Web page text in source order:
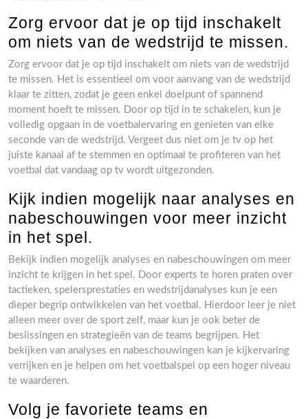
Zorg ervoor dat je op tijd inschakelt
om niets van de wedstrijd te missen.
Zorg ervoor dat je op tijd inschakelt om niets van de wedstrijd
te missen. Het is essentieel om voor aanvang van de wedstrijd
klaar te zitten, zodat je geen enkel doelpunt of spannend
moment hoeft te missen. Door op tijd in te schakelen, kun je
volledig opgaan in de voetbalervaring en genieten van elke
seconde van de wedstrijd. Vergeet dus niet om je tv op het
juiste kanaal af te stemmen en optimaal te profiteren van het
voetbal dat vandaag op tv wordt uitgezonden.
Kijk indien mogelijk naar analyses en
nabeschouwingen voor meer inzicht
in het spel.
Bekijk indien mogelijk analyses en nabeschouwingen om meer
inzicht te krijgen in het spel. Door experts te horen praten over
tactieken, spelersprestaties en wedstrijdanalyses kun je een
dieper begrip ontwikkelen van het voetbal. Hierdoor leer je niet
alleen meer over de sport zelf, maar kun je ook beter de
beslissingen en strategieën van de teams begrijpen. Het
bekijken van analyses en nabeschouwingen kan je kijkervaring
verrijken en je helpen om het voetbalspel op een hoger niveau
te waarderen.
Volg je favoriete teams en